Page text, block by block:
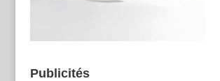
Publicités